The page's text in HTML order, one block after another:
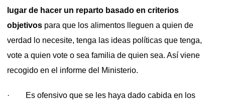
lugar de hacer un reparto basado en criterios
objetivos para que los alimentos lleguen a quien de
verdad lo necesite, tenga las ideas políticas que tenga,
vote a quien vote o sea familia de quien sea. Así viene
recogido en el informe del Ministerio.
· Es ofensivo que se les haya dado cabida en los